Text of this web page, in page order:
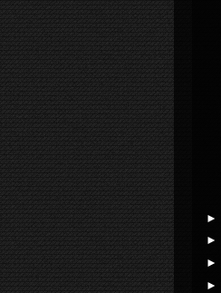
►
►
►
►